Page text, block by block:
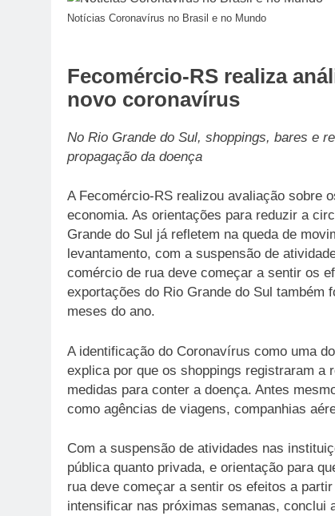
Notícias Coronavírus no Brasil e no Mundo
Fecomércio-RS realiza
novo coronavírus
No Rio Grande do Sul, shoppings, bares e
propagação da doença
A Fecomércio-RS realizou avaliação sobre
economia. As orientações para reduzir a
Grande do Sul já refletem na queda de
levantamento, com a suspensão de
comércio de rua deve começar a sentir os
exportações do Rio Grande do Sul também
meses do ano.
A identificação do Coronavírus como uma
explica por que os shoppings registraram a
medidas para conter a doença. Antes
como agências de viagens, companhias
Com a suspensão de atividades nas
pública quanto privada, e orientação para
rua deve começar a sentir os efeitos a
intensificar nas próximas semanas, conclui